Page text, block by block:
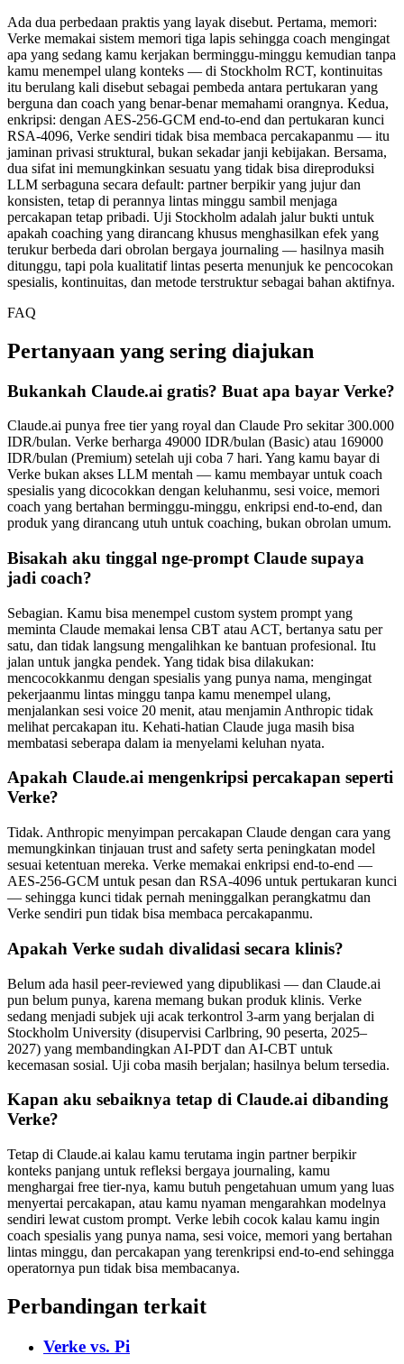
Ada dua perbedaan praktis yang layak disebut. Pertama, memori:
Verke memakai sistem memori tiga lapis sehingga coach mengingat
apa yang sedang kamu kerjakan berminggu-minggu kemudian tanpa
kamu menempel ulang konteks — di Stockholm RCT, kontinuitas
itu berulang kali disebut sebagai pembeda antara pertukaran yang
berguna dan coach yang benar-benar memahami orangnya. Kedua,
enkripsi: dengan AES-256-GCM end-to-end dan pertukaran kunci
RSA-4096, Verke sendiri tidak bisa membaca percakapanmu — itu
jaminan privasi struktural, bukan sekadar janji kebijakan. Bersama,
dua sifat ini memungkinkan sesuatu yang tidak bisa direproduksi
LLM serbaguna secara default: partner berpikir yang jujur dan
konsisten, tetap di perannya lintas minggu sambil menjaga
percakapan tetap pribadi. Uji Stockholm adalah jalur bukti untuk
apakah coaching yang dirancang khusus menghasilkan efek yang
terukur berbeda dari obrolan bergaya journaling — hasilnya masih
ditunggu, tapi pola kualitatif lintas peserta menunjuk ke pencocokan
spesialis, kontinuitas, dan metode terstruktur sebagai bahan aktifnya.
FAQ
Pertanyaan yang sering diajukan
Bukankah Claude.ai gratis? Buat apa bayar Verke?
Claude.ai punya free tier yang royal dan Claude Pro sekitar 300.000
IDR/bulan. Verke berharga 49000 IDR/bulan (Basic) atau 169000
IDR/bulan (Premium) setelah uji coba 7 hari. Yang kamu bayar di
Verke bukan akses LLM mentah — kamu membayar untuk coach
spesialis yang dicocokkan dengan keluhanmu, sesi voice, memori
coach yang bertahan berminggu-minggu, enkripsi end-to-end, dan
produk yang dirancang utuh untuk coaching, bukan obrolan umum.
Bisakah aku tinggal nge-prompt Claude supaya
jadi coach?
Sebagian. Kamu bisa menempel custom system prompt yang
meminta Claude memakai lensa CBT atau ACT, bertanya satu per
satu, dan tidak langsung mengalihkan ke bantuan profesional. Itu
jalan untuk jangka pendek. Yang tidak bisa dilakukan:
mencocokkanmu dengan spesialis yang punya nama, mengingat
pekerjaanmu lintas minggu tanpa kamu menempel ulang,
menjalankan sesi voice 20 menit, atau menjamin Anthropic tidak
melihat percakapan itu. Kehati-hatian Claude juga masih bisa
membatasi seberapa dalam ia menyelami keluhan nyata.
Apakah Claude.ai mengenkripsi percakapan seperti
Verke?
Tidak. Anthropic menyimpan percakapan Claude dengan cara yang
memungkinkan tinjauan trust and safety serta peningkatan model
sesuai ketentuan mereka. Verke memakai enkripsi end-to-end —
AES-256-GCM untuk pesan dan RSA-4096 untuk pertukaran kunci
— sehingga kunci tidak pernah meninggalkan perangkatmu dan
Verke sendiri pun tidak bisa membaca percakapanmu.
Apakah Verke sudah divalidasi secara klinis?
Belum ada hasil peer-reviewed yang dipublikasi — dan Claude.ai
pun belum punya, karena memang bukan produk klinis. Verke
sedang menjadi subjek uji acak terkontrol 3-arm yang berjalan di
Stockholm University (disupervisi Carlbring, 90 peserta, 2025–
2027) yang membandingkan AI-PDT dan AI-CBT untuk
kecemasan sosial. Uji coba masih berjalan; hasilnya belum tersedia.
Kapan aku sebaiknya tetap di Claude.ai dibanding
Verke?
Tetap di Claude.ai kalau kamu terutama ingin partner berpikir
konteks panjang untuk refleksi bergaya journaling, kamu
menghargai free tier-nya, kamu butuh pengetahuan umum yang luas
menyertai percakapan, atau kamu nyaman mengarahkan modelnya
sendiri lewat custom prompt. Verke lebih cocok kalau kamu ingin
coach spesialis yang punya nama, sesi voice, memori yang bertahan
lintas minggu, dan percakapan yang terenkripsi end-to-end sehingga
operatornya pun tidak bisa membacanya.
Perbandingan terkait
Verke vs. Pi